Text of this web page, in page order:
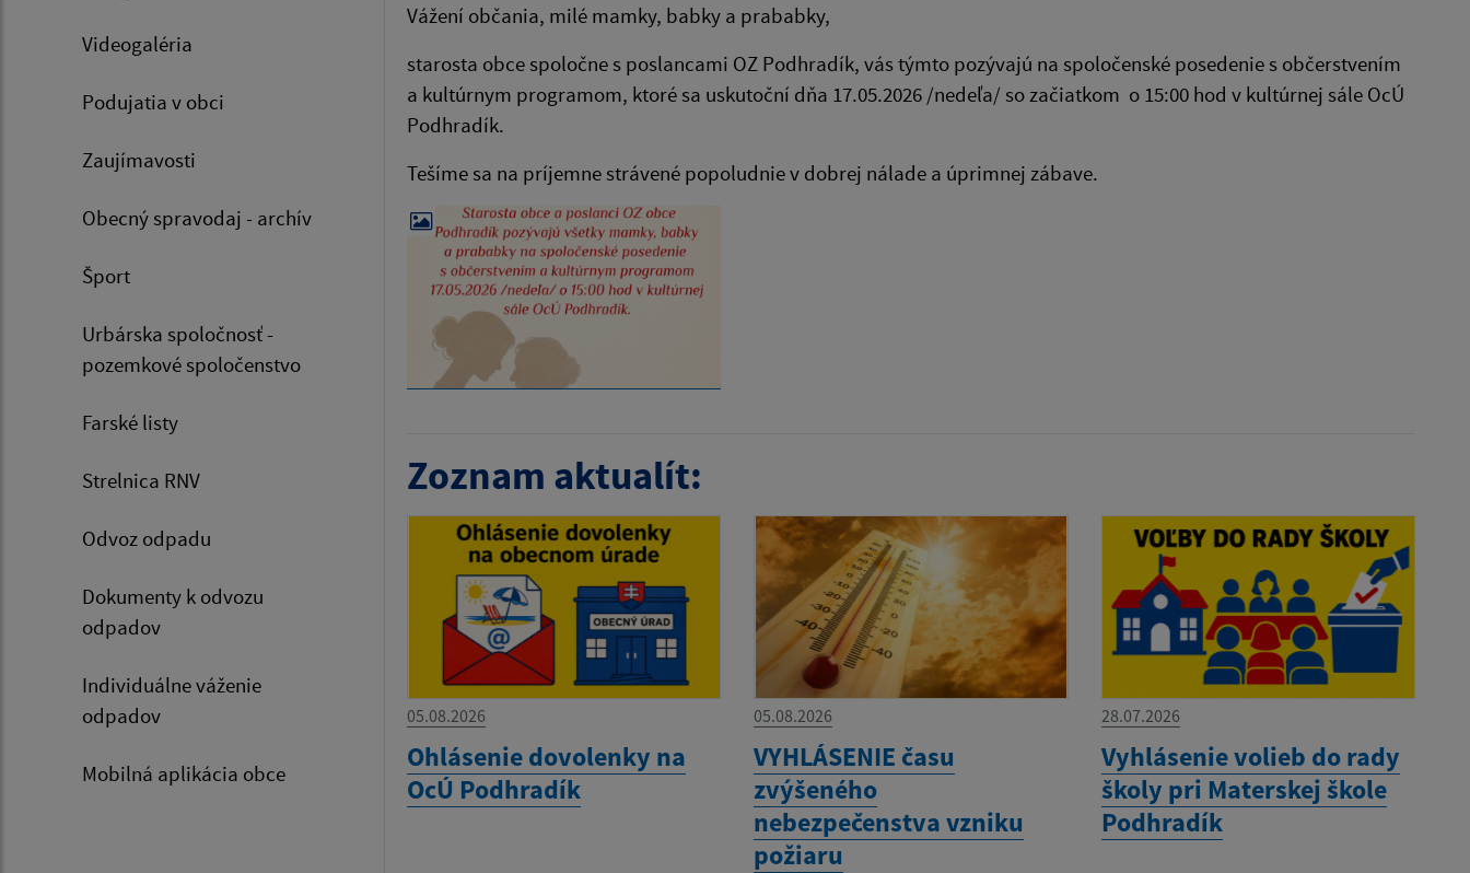
Videogaléria
Podujatia v obci
Zaujímavosti
Obecný spravodaj - archív
Šport
Urbárska spoločnosť -
pozemkové spoločenstvo
Farské listy
Strelnica RNV
Odvoz odpadu
Dokumenty k odvozu
odpadov
Individuálne váženie
odpadov
Mobilná aplikácia obce
Vážení občania, milé mamky, babky a prababky,
starosta obce spoločne s poslancami OZ Podhradík, vás týmto pozývajú na spoločenské posedenie s občerstvením
a kultúrnym programom, ktoré sa uskutoční dňa 17.05.2026 /nedeľa/ so začiatkom o 15:00 hod v kultúrnej sále OcÚ
Podhradík.
Tešíme sa na príjemne strávené popoludnie v dobrej nálade a úprimnej zábave.
Zoznam aktualít:
05.08.2026
Ohlásenie dovolenky na
OcÚ Podhradík
05.08.2026
VYHLÁSENIE času
zvýšeného
nebezpečenstva vzniku
požiaru
28.07.2026
Vyhlásenie volieb do rady
školy pri Materskej škole
Podhradík